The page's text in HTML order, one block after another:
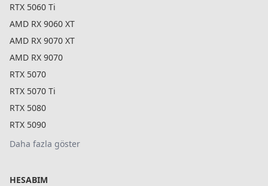
RTX 5060 Ti
AMD RX 9060 XT
AMD RX 9070 XT
AMD RX 9070
RTX 5070
RTX 5070 Ti
RTX 5080
RTX 5090
Daha fazla göster
HESABIM